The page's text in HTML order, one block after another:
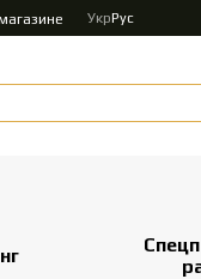
УкрРус